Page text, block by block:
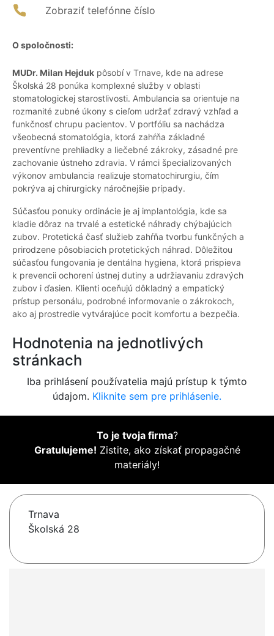
Zobraziť telefónne číslo
O spoločnosti:
MUDr. Milan Hejduk pôsobí v Trnave, kde na adrese
Školská 28 ponúka komplexné služby v oblasti
stomatologickej starostlivosti. Ambulancia sa orientuje na
rozmanité zubné úkony s cieľom udržať zdravý vzhľad a
funkčnosť chrupu pacientov. V portfóliu sa nachádza
všeobecná stomatológia, ktorá zahŕňa základné
preventívne prehliadky a liečebné zákroky, zásadné pre
zachovanie ústneho zdravia. V rámci špecializovaných
výkonov ambulancia realizuje stomatochirurgiu, čím
pokrýva aj chirurgicky náročnejšie prípady.
Súčasťou ponuky ordinácie je aj implantológia, kde sa
kladie dôraz na trvalé a estetické náhrady chýbajúcich
zubov. Protetická časť služieb zahŕňa tvorbu funkčných a
prirodzene pôsobiacich protetických náhrad. Dôležitou
súčasťou fungovania je dentálna hygiena, ktorá prispieva
k prevencii ochorení ústnej dutiny a udržiavaniu zdravých
zubov i ďasien. Klienti oceňujú dôkladný a empatický
prístup personálu, podrobné informovanie o zákrokoch,
ako aj prostredie vytvárajúce pocit komfortu a bezpečia.
Hodnotenia na jednotlivých
stránkach
Iba prihlásení používatelia majú prístup k týmto
údajom. Kliknite sem pre prihlásenie.
To je tvoja firma?
Gratulujeme! Zistite, ako získať propagačné
materiály!
Trnava
Školská 28